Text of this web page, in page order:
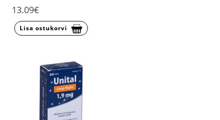
13.09€
Lisa ostukorvi